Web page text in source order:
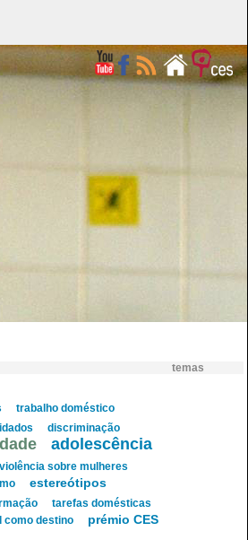
temas
trabalho doméstico
discriminação
adolescência
violência sobre mulheres
estereótipos
tarefas domésticas
como destino prémio CES